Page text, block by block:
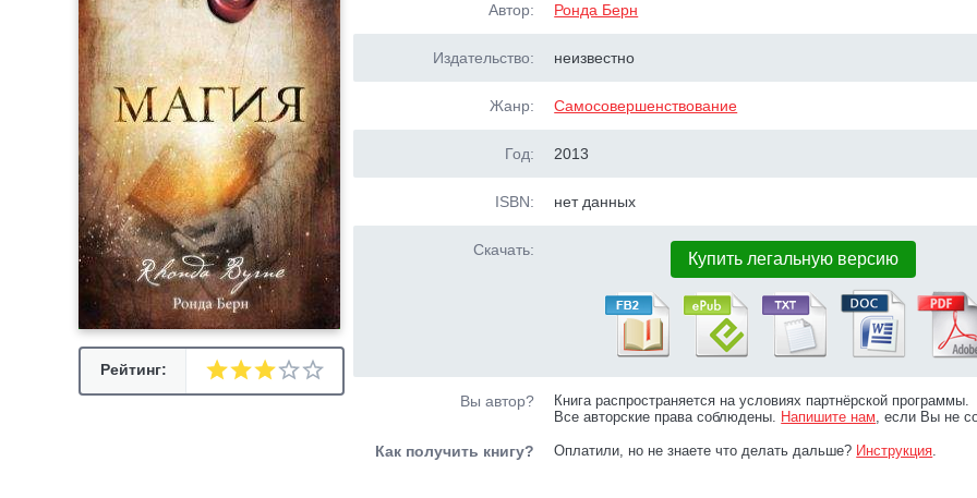
Рейтинг:
Автор: Ронда Берн
Издательство: неизвестно
Жанр: Самосовершенствование
Год: 2013
ISBN: нет данных
Скачать: Купить легальную версию
Вы автор?
Книга распространяется на условиях партнёрской программы.
Все авторские права соблюдены. Напишите нам, если Вы не
Как получить книгу? Оплатили, но не знаете что делать дальше? Инструкция.